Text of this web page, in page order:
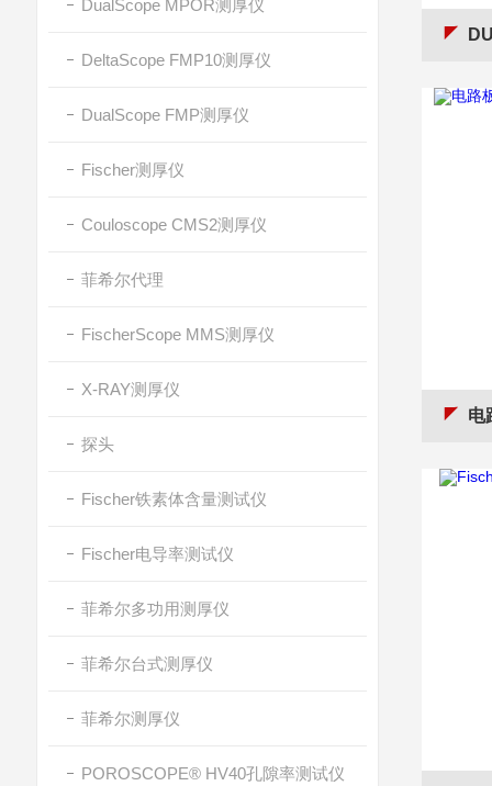
DualScope MPOR测厚仪
DeltaScope FMP10测厚仪
DualScope FMP测厚仪
Fischer测厚仪
Couloscope CMS2测厚仪
菲希尔代理
FischerScope MMS测厚仪
X-RAY测厚仪
探头
Fischer铁素体含量测试仪
Fischer电导率测试仪
菲希尔多功用测厚仪
菲希尔台式测厚仪
菲希尔测厚仪
POROSCOPE® HV40孔隙率测试仪
电